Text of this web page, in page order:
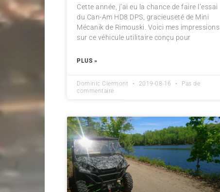
Cette année, j’ai eu la chance de faire l’essai
du Can-Am HD8 DPS, gracieuseté de Mini
Mécanik de Rimouski. Voici mes impressions
sur ce véhicule utilitaire conçu pour
PLUS »
Dominic Clermont 2019-08-16
Pas de
commentaire